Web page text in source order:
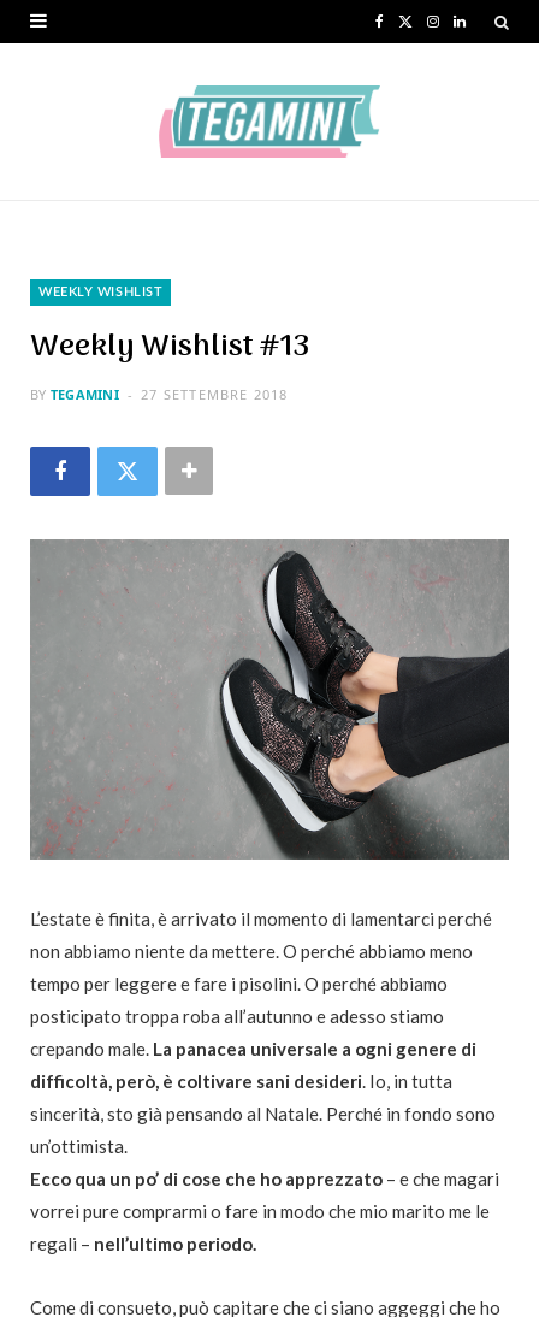
I L
WEEKLY WISHLIST
Weekly Wishlist #13
BY TEGAMINI 27 SETTEMBRE 2018
L’estate è finita, è arrivato il momento di lamentarci perché
non abbiamo niente da mettere. O perché abbiamo meno
tempo per leggere e fare i pisolini. O perché abbiamo
posticipato troppa roba all’autunno e adesso stiamo
crepando male. La panacea universale a ogni genere di
difficoltà, però, è coltivare sani desideri. Io, in tutta
sincerità, sto già pensando al Natale. Perché in fondo sono
un’ottimista.
Ecco qua un po’ di cose che ho apprezzato – e che magari
vorrei pure comprarmi o fare in modo che mio marito me le
regali – nell’ultimo periodo.
Come di consueto, può capitare che ci siano aggeggi che ho